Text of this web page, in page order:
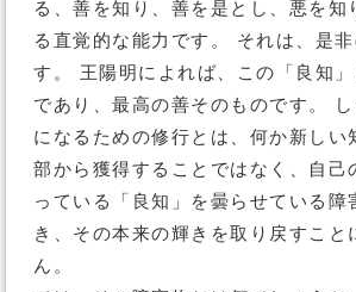
る、善を知り、善を是とし、悪を知
る直覚的な能力です。 それは、是
す。 王陽明によれば、この「良知
であり、最高の善そのものです。
になるための修行とは、何か新しい
部から獲得することではなく、自己
っている「良知」を曇らせている障
き、その本来の輝きを取り戻すこと
ん。